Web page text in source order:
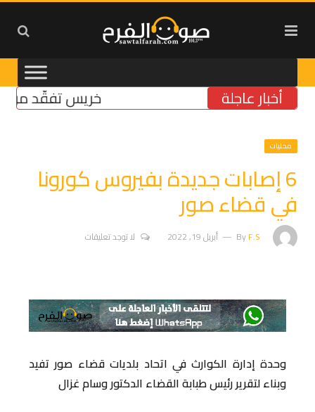
أخبار عاجلة خريس تفقّد مركز
محليات
6 إصابات جديدة بفيروس كورونا
في قضاء صور
ByF.S أبريل 19, 2022 لا توجد تعليقات
وحدة إدارة الكوارث في اتحاد بلديات قضاء صور تفيد
وبناء لتقرير رئيس طبابة القضاء الدكتور وسام غزال